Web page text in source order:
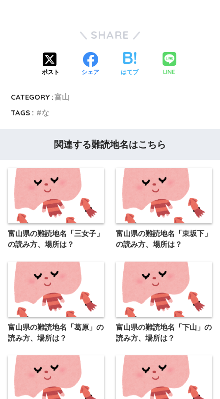
SHARE
ポスト シェア はてブ LINE
CATEGORY :富山
TAGS :
な
関連する難読地名はこちら
富山県の難読地名「三女子」
の読み方、場所は？
富山県の難読地名「東坂下」
の読み方、場所は？
富山県の難読地名「葛原」の
読み方、場所は？
富山県の難読地名「下山」の
読み方、場所は？